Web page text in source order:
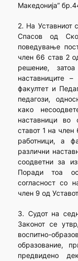
Македонија”
2. На Уставниот
Спасов од
поведување
член 66 став 2
решение,
наставниците
факултет и
педагози,
како
наставници во
ставот 1 на
работници, а
различни
соодветни за
Поради тоа
согласност со
член 9 од
3. Судот на
Законот се
воспитно-
образование,
предвидено